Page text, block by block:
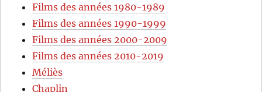
Films des années 1980-1989
Films des années 1990-1999
Films des années 2000-2009
Films des années 2010-2019
Méliès
Chaplin